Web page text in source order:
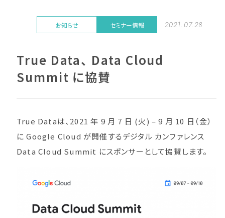
お知らせ セミナー情報 2021.07.28
True Data、 Data Cloud
Summit に協賛
True Dataは、2021 年 9 ⽉ 7 ⽇ (火) – 9 ⽉ 10 ⽇（金）
に Google Cloud が開催するデジタル カンファレンス
Data Cloud Summit にスポンサーとして協賛します。